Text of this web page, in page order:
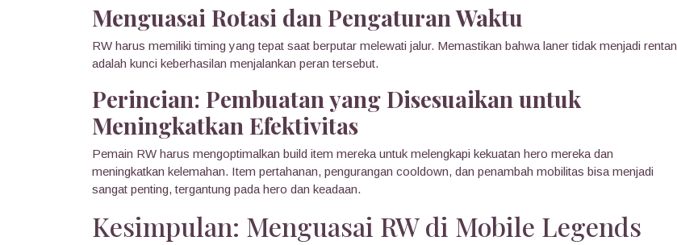
Menguasai Rotasi dan Pengaturan Waktu
RW harus memiliki timing yang tepat saat berputar melewati jalur. Memastikan bahwa laner tidak menjadi rentan
adalah kunci keberhasilan menjalankan peran tersebut.
Perincian: Pembuatan yang Disesuaikan untuk
Meningkatkan Efektivitas
Pemain RW harus mengoptimalkan build item mereka untuk melengkapi kekuatan hero mereka dan
meningkatkan kelemahan. Item pertahanan, pengurangan cooldown, dan penambah mobilitas bisa menjadi
sangat penting, tergantung pada hero dan keadaan.
Kesimpulan: Menguasai RW di Mobile Legends